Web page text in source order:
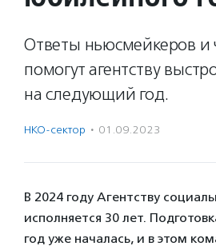
Ответы ньюсмейкеров и
помогут агентству
на следующий год.
НКО-сектор · 01.09.2023
В 2024 году Агентству
исполняется 30 лет.
год уже началась, и в этом